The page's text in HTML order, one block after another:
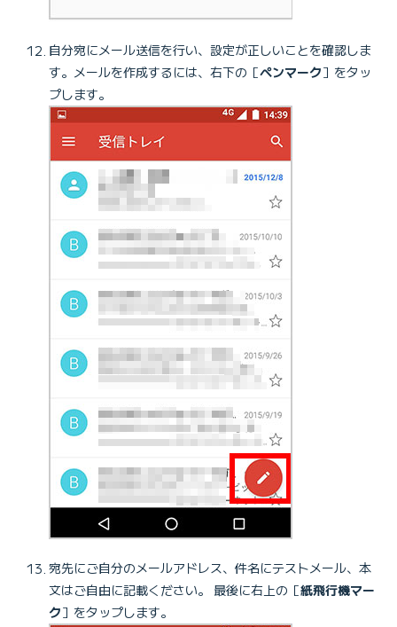
自分宛にメール送信を行い、設定が正しいことを確認しま
す。メールを作成するには、右下の［ペンマーク］をタッ
プします。
宛先にご自分のメールアドレス、件名にテストメール、本
文はご自由に記載ください。 最後に右上の［紙飛行機マー
ク］をタップします。